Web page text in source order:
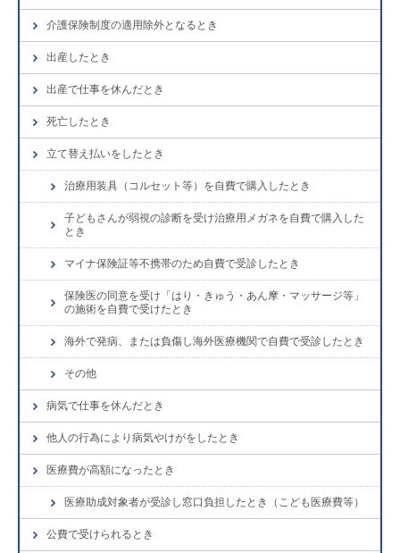
介護保険制度の適用除外となるとき
出産したとき
出産で仕事を休んだとき
死亡したとき
立て替え払いをしたとき
治療用装具（コルセット等）を自費で購入したとき
子どもさんが弱視の診断を受け治療用メガネを自費で購入した
とき
マイナ保険証等不携帯のため自費で受診したとき
保険医の同意を受け「はり・きゅう・あん摩・マッサージ等」
の施術を自費で受けたとき
海外で発病、または負傷し海外医療機関で自費で受診したとき
その他
病気で仕事を休んだとき
他人の行為により病気やけがをしたとき
医療費が高額になったとき
医療助成対象者が受診し窓口負担したとき（こども医療費等）
公費で受けられるとき